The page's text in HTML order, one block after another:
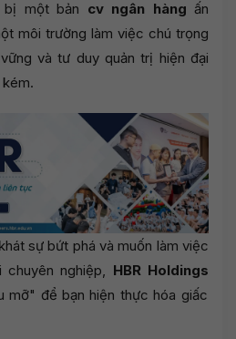
bị một bản cv ngân hàng ấn
môi trường làm việc chú trọng
và tư duy quản trị hiện đại
sự bứt phá và muốn làm việc
nghiệp, HBR Holdings
mỡ" để bạn hiện thực hóa giấc